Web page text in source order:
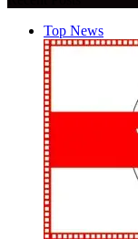
Top News